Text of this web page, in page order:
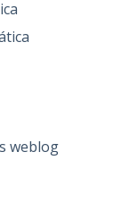
weblog